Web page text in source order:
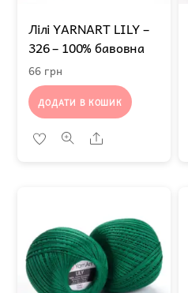
Лілі YARNART LILY –
326 – 100% бавовна
66 грн
ДОДАТИ В КОШИК
Share